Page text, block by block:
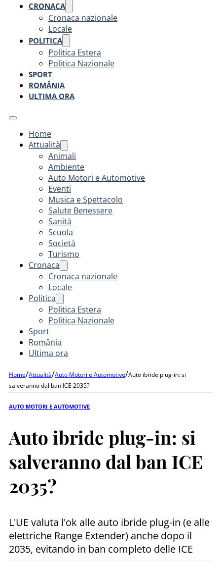
CRONACA
Cronaca nazionale
Locale
POLITICA
Politica Estera
Politica Nazionale
SPORT
ROMÂNIA
ULTIMA ORA
Home
Attualità
Animali
Ambiente
Auto Motori e Automotive
Eventi
Musica e Spettacolo
Salute Benessere
Sanità
Scuola
Società
Turismo
Cronaca
Cronaca nazionale
Locale
Politica
Politica Estera
Politica Nazionale
Sport
România
Ultima ora
Home/Attualità/Auto Motori e Automotive/Auto ibride plug-in: si
salveranno dal ban ICE 2035?
AUTO MOTORI E AUTOMOTIVE
Auto ibride plug-in: si
salveranno dal ban ICE
2035?
L'UE valuta l'ok alle auto ibride plug-in (e alle
elettriche Range Extender) anche dopo il
2035, evitando in ban completo delle ICE